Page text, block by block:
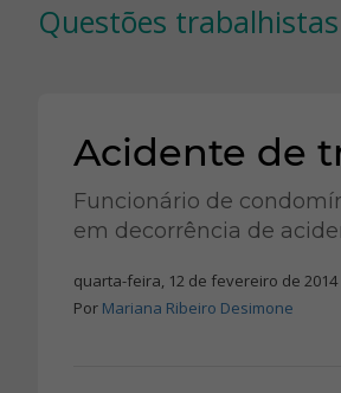
Questões trabalhistas
Acidente de
Funcionário de
em decorrência de
quarta-feira, 12 de fevereiro de 2014
Por Mariana Ribeiro Desimone